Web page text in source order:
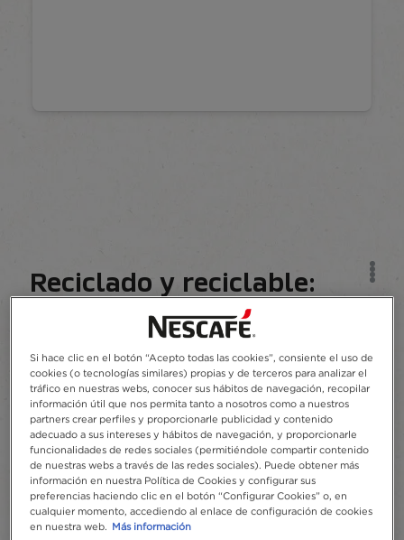
Reciclado y reciclable:
ahora son dos buenas
El aluminio ya es una gran opción para las
cápsulas de café. No solo mantiene tu café
fresco por más tiempo y conserva todo ese
excelente sabor, sino que también puedes
reciclarlo infinitamente, ¡eso es para siempre!
Hemos llevado esta buena elección un paso más
allá: ahora fabricamos nuestras cápsulas
Si hace clic en el botón “Acepto todas las cookies”, consiente el uso de
cookies (o tecnologías similares) propias y de terceros para analizar el
tráfico en nuestras webs, conocer sus hábitos de navegación, recopilar
información útil que nos permita tanto a nosotros como a nuestros
partners crear perfiles y proporcionarle publicidad y contenido
adecuado a sus intereses y hábitos de navegación, y proporcionarle
funcionalidades de redes sociales (permitiéndole compartir contenido
de nuestras webs a través de las redes sociales). Puede obtener más
información en nuestra Política de Cookies y configurar sus
preferencias haciendo clic en el botón “Configurar Cookies” o, en
cualquier momento, accediendo al enlace de configuración de cookies
en nuestra web. Más información